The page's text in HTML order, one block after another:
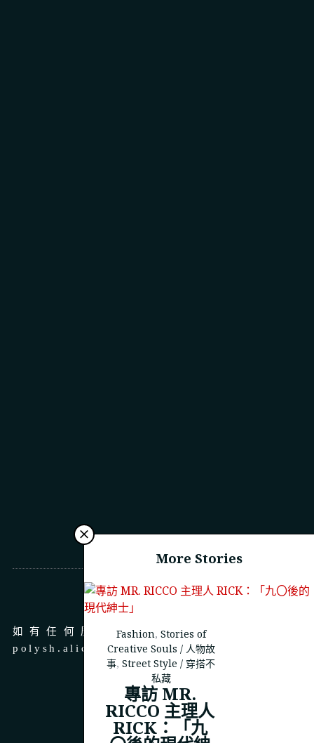
More Stories
Fashion, Stories of
Creative Souls / 人物故
事,Street Style / 穿搭不
私藏
專訪 MR.
RICCO 主理人
RICK：「九
商務合作
如有任何廣告、商務合作，請 email 至
polysh.alice@gmail.com
© 2023THEPOLYSH.COM